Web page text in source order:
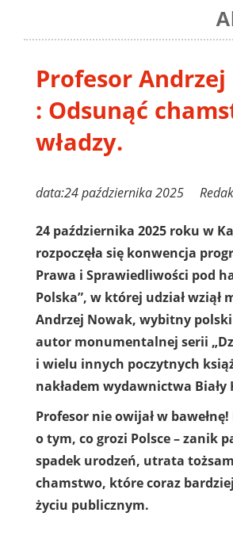
Profesor
: Odsunąć
władzy.
data:24 października 2025
24 października 2025 roku w
rozpoczęła się konwencja
Prawa i Sprawiedliwości pod
Polska”, w której udział wziął
Andrzej Nowak, wybitny
autor monumentalnej serii
i wielu innych poczytnych
nakładem wydawnictwa Biały
Profesor nie owijał w
o tym, co grozi Polsce – zanik
spadek urodzeń, utrata
chamstwo, które coraz
życiu publicznym.